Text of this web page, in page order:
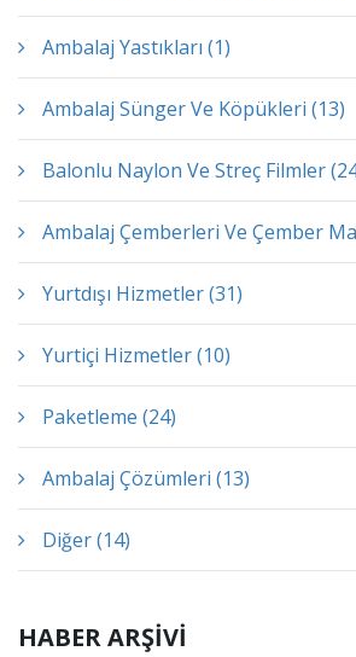
Ambalaj Yastıkları (1)
Ambalaj Sünger Ve Köpükleri (13)
Balonlu Naylon Ve Streç Filmler
Ambalaj Çemberleri Ve Çember
Yurtdışı Hizmetler (31)
Yurtiçi Hizmetler (10)
Paketleme (24)
Ambalaj Çözümleri (13)
Diğer (14)
HABER ARŞİVİ